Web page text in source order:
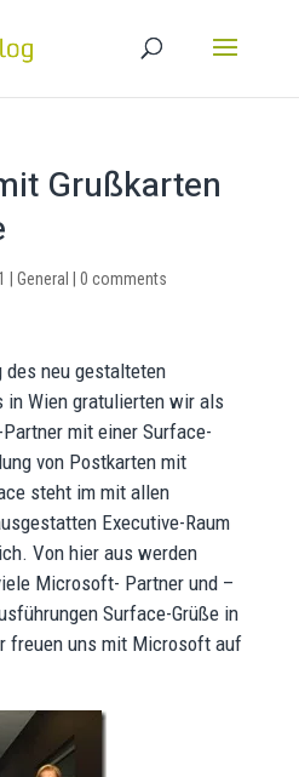
Grußkarten
General 0 comments
des neu gestalteten
Wien gratulierten wir als
mit einer Surface-
von Postkarten mit
steht im mit allen
Executive-Raum
Von hier aus werden
Microsoft- Partner und –
Surface-Grüße in
freuen uns mit Microsoft auf